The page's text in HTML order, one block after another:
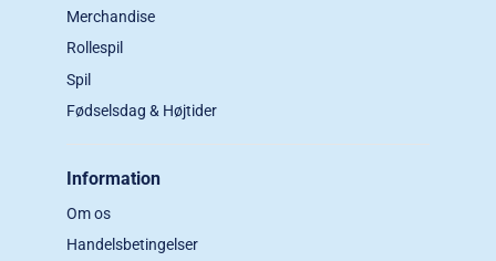
Merchandise
Rollespil
Spil
Fødselsdag & Højtider
Information
Om os
Handelsbetingelser